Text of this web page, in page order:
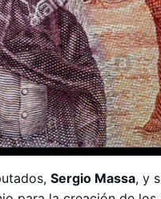
Sergio Massa, y